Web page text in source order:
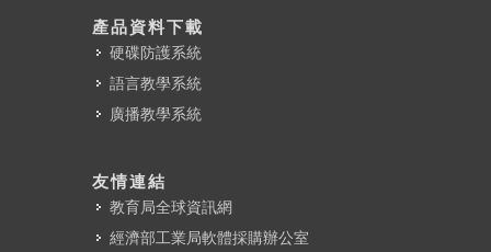
產品資料下載
硬碟防護系統
語言教學系統
廣播教學系統
友情連結
教育局全球資訊網
經濟部工業局軟體採購辦公室